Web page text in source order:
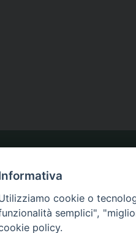
DIOCESI
cookie o
semplici",
policy.